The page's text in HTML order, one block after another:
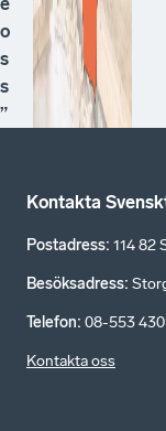
o
s
s
”
Kontakta
Postadress: 114 82
Besöksadress:
Telefon: 08-553
Kontakta oss